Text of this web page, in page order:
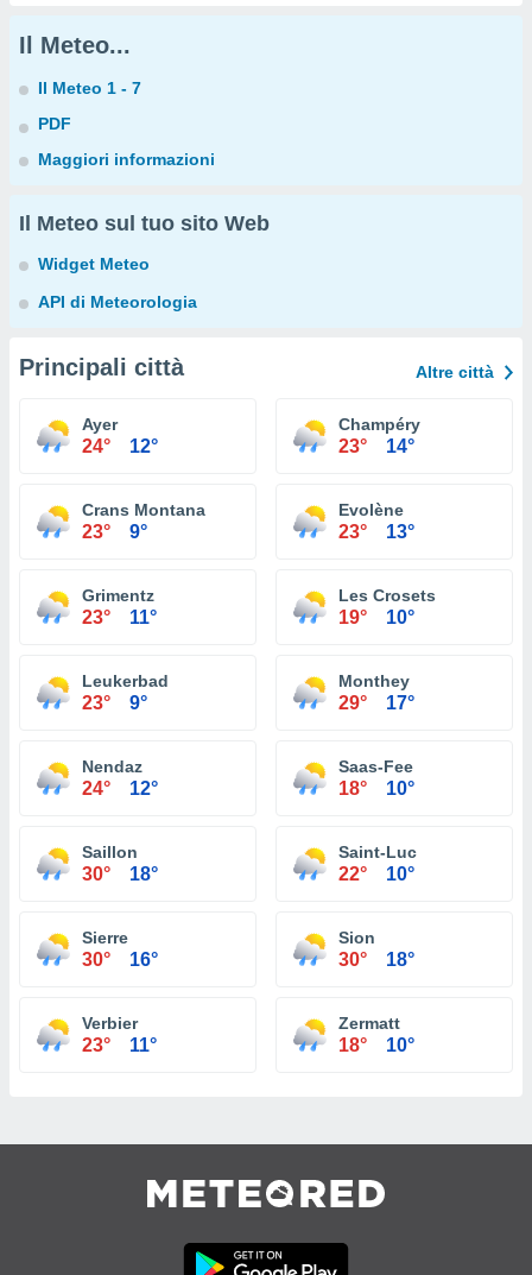
Il Meteo...
Il Meteo 1 - 7
PDF
Maggiori informazioni
Il Meteo sul tuo sito Web
Widget Meteo
API di Meteorologia
Principali città Altre città
Ayer
24° 12°
Champéry
23° 14°
Crans Montana
23° 9°
Evolène
23° 13°
Grimentz
23° 11°
Les Crosets
19° 10°
Leukerbad
23° 9°
Monthey
29° 17°
Nendaz
24° 12°
Saas-Fee
18° 10°
Saillon
30° 18°
Saint-Luc
22° 10°
Sierre
30° 16°
Sion
30° 18°
Verbier
23° 11°
Zermatt
18° 10°